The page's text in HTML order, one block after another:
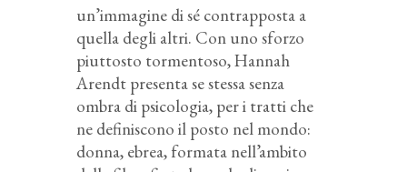
un’immagine di sé contrapposta a
quella degli altri. Con uno sforzo
piuttosto tormentoso, Hannah
Arendt presenta se stessa senza
ombra di psicologia, per i tratti che
ne definiscono il posto nel mondo:
donna, ebrea, formata nell’ambito